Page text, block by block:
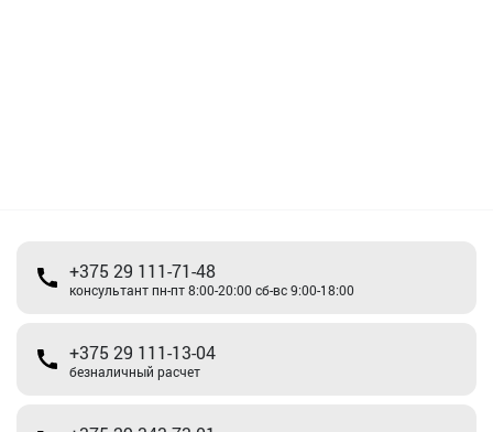
+375 29 111-71-48
консультант пн-пт 8:00-20:00 сб-вс 9:00-18:00
+375 29 111-13-04
безналичный расчет